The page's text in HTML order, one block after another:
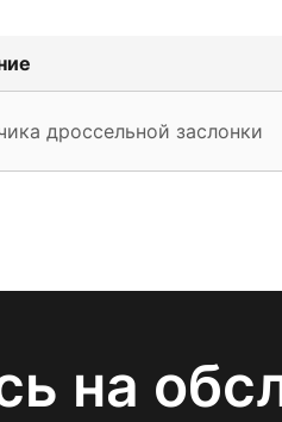
дроссельной заслонки
на